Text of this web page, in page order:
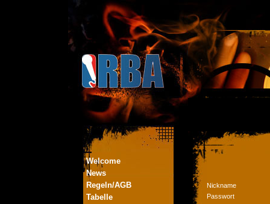
Welcome
News
Regeln/AGB
Tabelle
Nickname
Passwort